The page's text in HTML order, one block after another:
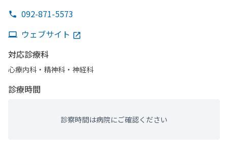
092-871-5573
ウェブサイト
対応診療科
心療内科・​精神科・神経科
診療時間
診察時間は病院にご確認ください